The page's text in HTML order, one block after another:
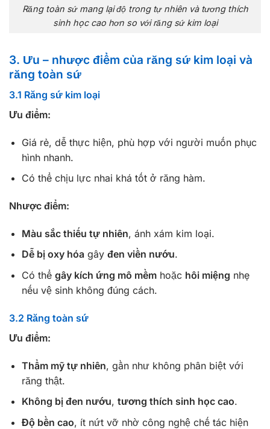
Răng toàn sứ mang lại độ trong tự nhiên và tương thích
sinh học cao hơn so với răng sứ kim loại
3. Ưu – nhược điểm của răng sứ kim loại và
răng toàn sứ
3.1 Răng sứ kim loại
Ưu điểm:
Giá rẻ, dễ thực hiện, phù hợp với người muốn phục
hình nhanh.
Có thể chịu lực nhai khá tốt ở răng hàm.
Nhược điểm:
Màu sắc thiếu tự nhiên, ánh xám kim loại.
Dễ bị oxy hóagây đen viền nướu.
Có thể gây kích ứng mô mềmhoặc hôi miệng nhẹ
nếu vệ sinh không đúng cách.
3.2 Răng toàn sứ
Ưu điểm:
Thẩm mỹ tự nhiên, gần như không phân biệt với
răng thật.
Không bị đen nướu, tương thích sinh học cao.
Độ bền cao, ít nứt vỡ nhờ công nghệ chế tác hiện